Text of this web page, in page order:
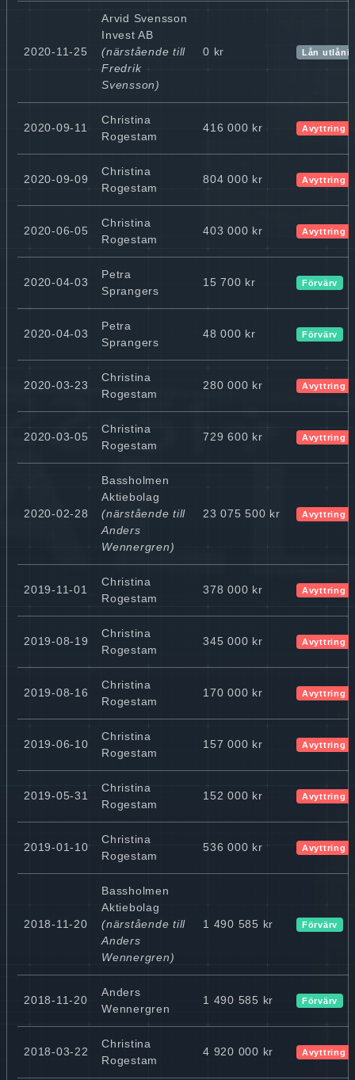
2020-11-25
Arvid Svensson
Invest AB
(närstående till
Fredrik
Svensson)
0 kr Lån
2020-09-11
Christina
Rogestam
416 000 kr Avyttring
2020-09-09
Christina
Rogestam
804 000 kr Avyttring
2020-06-05
Christina
Rogestam
403 000 kr Avyttring
2020-04-03
Petra
Sprangers
15 700 kr Förvärv
2020-04-03
Petra
Sprangers
48 000 kr Förvärv
2020-03-23
Christina
Rogestam
280 000 kr Avyttring
2020-03-05
Christina
Rogestam
729 600 kr Avyttring
2020-02-28
Bassholmen
Aktiebolag
(närstående till
Anders
Wennergren)
23 075 500 kr Avyttring
2019-11-01
Christina
Rogestam
378 000 kr Avyttring
2019-08-19
Christina
Rogestam
345 000 kr Avyttring
2019-08-16
Christina
Rogestam
170 000 kr Avyttring
2019-06-10
Christina
Rogestam
157 000 kr Avyttring
2019-05-31
Christina
Rogestam
152 000 kr Avyttring
2019-01-10
Christina
Rogestam
536 000 kr Avyttring
2018-11-20
Bassholmen
Aktiebolag
(närstående till
Anders
Wennergren)
1 490 585 kr Förvärv
2018-11-20
Anders
Wennergren
1 490 585 kr Förvärv
2018-03-22
Christina
Rogestam
4 920 000 kr Avyttring